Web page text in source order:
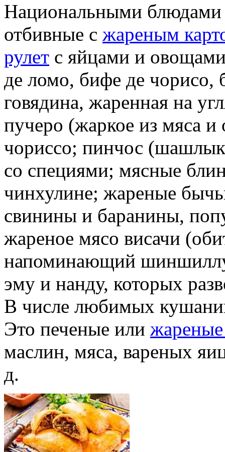
Национальными блюдами
отбивные с жареным
рулет с яйцами и
де ломо, бифе де чорисо,
говядина, жаренная на
пучеро (жаркое из мяса
чориссо; пинчос
со специями; мясные
чинхулине; жареные
свинины и баранины,
жареное мясо висачи
напоминающий
эму и нанду, которых
В числе любимых
Это печеные или
маслин, мяса, вареных
д.